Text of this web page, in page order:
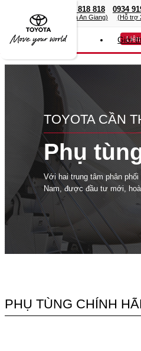
(Toyota Cần Thơ)
0767 818 818
(Toyota An Giang)
0934
(Hỗ trợ
Giới
TOYOTA CẦN
Phụ
Với hai trung tâm phân
Nam, được đầu tư mới,
Toyota và kết nối với hệ
Bản và Thái Lan, Công ty
tùng thay thế cho khách
cậy nhất.
PHỤ TÙNG CHÍNH